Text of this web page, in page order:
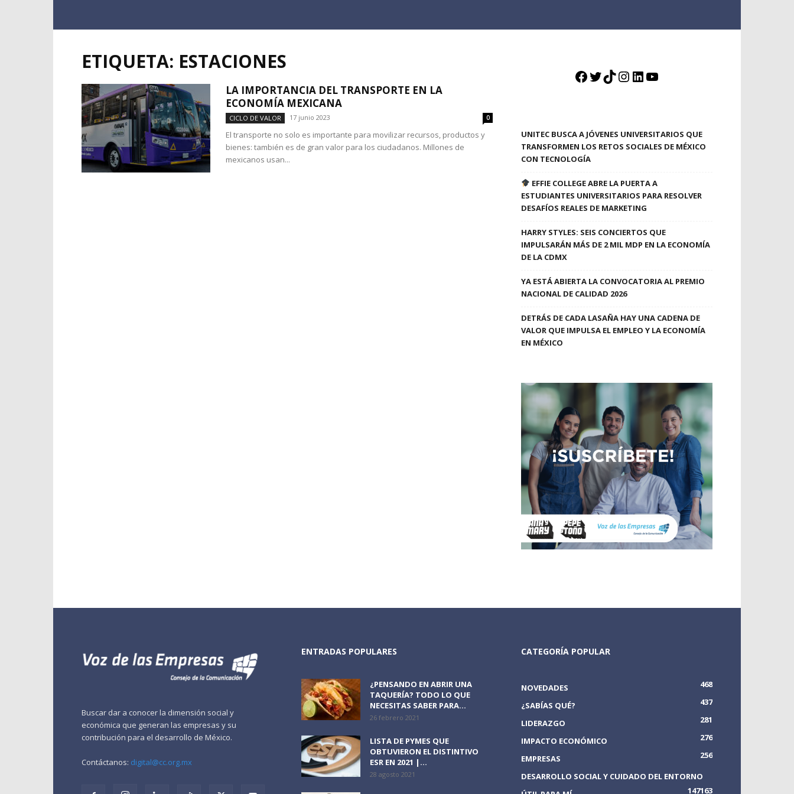
ETIQUETA: ESTACIONES
LA IMPORTANCIA DEL TRANSPORTE EN LA
ECONOMÍA MEXICANA
CICLO DE VALOR 17 junio 2023 0
El transporte no solo es importante para movilizar recursos, productos y
bienes: también es de gran valor para los ciudadanos. Millones de
mexicanos usan...
Facebook
Twitter
TikTok
Instagram
LinkedIn
YouTube
UNITEC BUSCA A JÓVENES UNIVERSITARIOS QUE
TRANSFORMEN LOS RETOS SOCIALES DE MÉXICO
CON TECNOLOGÍA
EFFIE COLLEGE ABRE LA PUERTA A
ESTUDIANTES UNIVERSITARIOS PARA RESOLVER
DESAFÍOS REALES DE MARKETING
HARRY STYLES: SEIS CONCIERTOS QUE
IMPULSARÁN MÁS DE 2 MIL MDP EN LA ECONOMÍA
DE LA CDMX
YA ESTÁ ABIERTA LA CONVOCATORIA AL PREMIO
NACIONAL DE CALIDAD 2026
DETRÁS DE CADA LASAÑA HAY UNA CADENA DE
VALOR QUE IMPULSA EL EMPLEO Y LA ECONOMÍA
EN MÉXICO
Buscar dar a conocer la dimensión social y
económica que generan las empresas y su
contribución para el desarrollo de México.
Contáctanos: digital@cc.org.mx
ENTRADAS POPULARES
¿PENSANDO EN ABRIR UNA
TAQUERÍA? TODO LO QUE
NECESITAS SABER PARA...
26 febrero 2021
LISTA DE PYMES QUE
OBTUVIERON EL DISTINTIVO
ESR EN 2021 |...
28 agosto 2021
CATEGORÍA POPULAR
NOVEDADES
468
¿SABÍAS QUÉ?
437
LIDERAZGO
281
IMPACTO ECONÓMICO
276
EMPRESAS
256
DESARROLLO SOCIAL Y CUIDADO DEL ENTORNO
163
147